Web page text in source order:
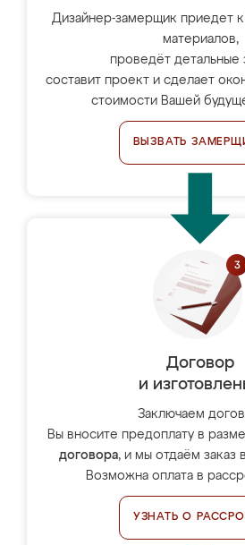
Дизайнер-замерщик приедет
материалов,
проведёт детальные
составит проект и сделает
стоимости Вашей
ВЫЗВАТЬ
Договор
и
Заключаем
Вы вносите предоплату в
договора, и мы отдаём заказ
Возможна оплата в
УЗНАТЬ О